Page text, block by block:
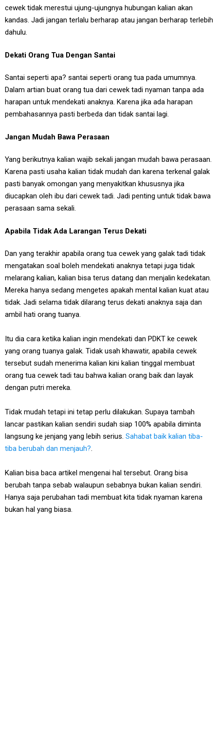
cewek tidak merestui ujung-ujungnya hubungan kalian akan
kandas. Jadi jangan terlalu berharap atau jangan berharap terlebih
dahulu.
Dekati Orang Tua Dengan Santai
Santai seperti apa? santai seperti orang tua pada umumnya.
Dalam artian buat orang tua dari cewek tadi nyaman tanpa ada
harapan untuk mendekati anaknya. Karena jika ada harapan
pembahasannya pasti berbeda dan tidak santai lagi.
Jangan Mudah Bawa Perasaan
Yang berikutnya kalian wajib sekali jangan mudah bawa perasaan.
Karena pasti usaha kalian tidak mudah dan karena terkenal galak
pasti banyak omongan yang menyakitkan khususnya jika
diucapkan oleh ibu dari cewek tadi. Jadi penting untuk tidak bawa
perasaan sama sekali.
Apabila Tidak Ada Larangan Terus Dekati
Dan yang terakhir apabila orang tua cewek yang galak tadi tidak
mengatakan soal boleh mendekati anaknya tetapi juga tidak
melarang kalian, kalian bisa terus datang dan menjalin kedekatan.
Mereka hanya sedang mengetes apakah mental kalian kuat atau
tidak. Jadi selama tidak dilarang terus dekati anaknya saja dan
ambil hati orang tuanya.
Itu dia cara ketika kalian ingin mendekati dan PDKT ke cewek
yang orang tuanya galak. Tidak usah khawatir, apabila cewek
tersebut sudah menerima kalian kini kalian tinggal membuat
orang tua cewek tadi tau bahwa kalian orang baik dan layak
dengan putri mereka.
Tidak mudah tetapi ini tetap perlu dilakukan. Supaya tambah
lancar pastikan kalian sendiri sudah siap 100% apabila diminta
langsung ke jenjang yang lebih serius. Sahabat baik kalian tiba-
tiba berubah dan menjauh?
Kalian bisa baca artikel mengenai hal tersebut. Orang bisa
berubah tanpa sebab walaupun sebabnya bukan kalian sendiri.
Hanya saja perubahan tadi membuat kita tidak nyaman karena
bukan hal yang biasa.